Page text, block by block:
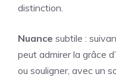
distinction.
Nuance subtile :
peut admirer la grâce
ou souligner, avec un